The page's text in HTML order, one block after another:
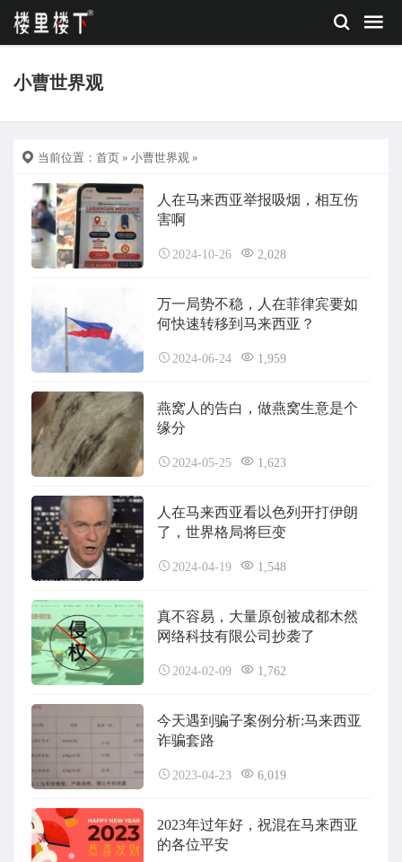
小曹世界观
当前位置： 首页 » 小曹世界观 »
人在马来西亚举报吸烟，相互伤
害啊
2024-10-26 2,028
万一局势不稳，人在菲律宾要如
何快速转移到马来西亚？
2024-06-24 1,959
燕窝人的告白，做燕窝生意是个
缘分
2024-05-25 1,623
人在马来西亚看以色列开打伊朗
了，世界格局将巨变
2024-04-19 1,548
真不容易，大量原创被成都木然
网络科技有限公司抄袭了
2024-02-09 1,762
今天遇到骗子案例分析:马来西亚
诈骗套路
2023-04-23 6,019
2023年过年好，祝混在马来西亚
的各位平安